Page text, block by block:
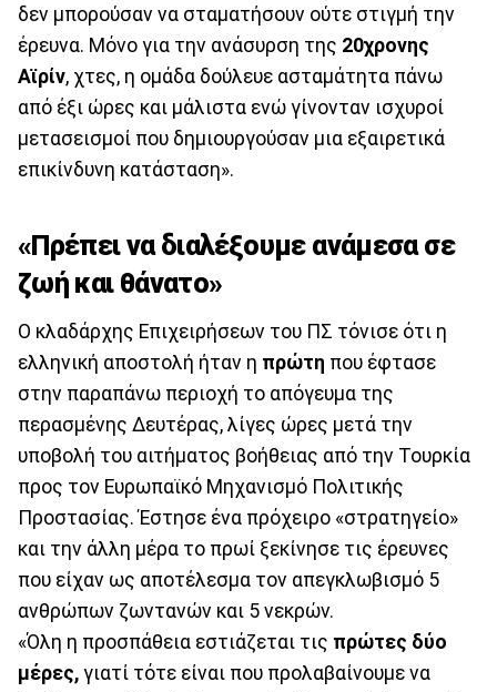
δεν μπορούσαν να σταματήσουν ούτε στιγμή την
έρευνα. Μόνο για την ανάσυρση της 20χρονης
Αϊρίν, χτες, η ομάδα δούλευε ασταμάτητα πάνω
από έξι ώρες και μάλιστα ενώ γίνονταν ισχυροί
μετασεισμοί που δημιουργούσαν μια εξαιρετικά
επικίνδυνη κατάσταση».
«Πρέπει να διαλέξουμε ανάμεσα σε
ζωή και θάνατο»
Ο κλαδάρχης Επιχειρήσεων του ΠΣ τόνισε ότι η
ελληνική αποστολή ήταν η πρώτη που έφτασε
στην παραπάνω περιοχή το απόγευμα της
περασμένης Δευτέρας, λίγες ώρες μετά την
υποβολή του αιτήματος βοήθειας από την Τουρκία
προς τον Ευρωπαϊκό Μηχανισμό Πολιτικής
Προστασίας. Έστησε ένα πρόχειρο «στρατηγείο»
και την άλλη μέρα το πρωί ξεκίνησε τις έρευνες
που είχαν ως αποτέλεσμα τον απεγκλωβισμό 5
ανθρώπων ζωντανών και 5 νεκρών.
«Όλη η προσπάθεια εστιάζεται τις πρώτες δύο
μέρες, γιατί τότε είναι που προλαβαίνουμε να